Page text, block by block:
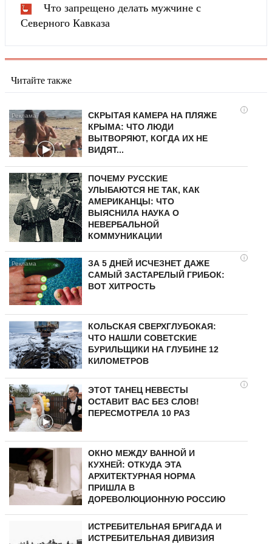
Что запрещено делать мужчине с
Северного Кавказа
Читайте также
i
СКРЫТАЯ КАМЕРА НА ПЛЯЖЕ
КРЫМА: ЧТО ЛЮДИ
ВЫТВОРЯЮТ, КОГДА ИХ НЕ
ВИДЯТ...
ПОЧЕМУ РУССКИЕ
УЛЫБАЮТСЯ НЕ ТАК, КАК
АМЕРИКАНЦЫ: ЧТО
ВЫЯСНИЛА НАУКА О
НЕВЕРБАЛЬНОЙ
КОММУНИКАЦИИ
i
ЗА 5 ДНЕЙ ИСЧЕЗНЕТ ДАЖЕ
САМЫЙ ЗАСТАРЕЛЫЙ ГРИБОК:
ВОТ ХИТРОСТЬ
КОЛЬСКАЯ СВЕРХГЛУБОКАЯ:
ЧТО НАШЛИ СОВЕТСКИЕ
БУРИЛЬЩИКИ НА ГЛУБИНЕ 12
КИЛОМЕТРОВ
i
ЭТОТ ТАНЕЦ НЕВЕСТЫ
ОСТАВИТ ВАС БЕЗ СЛОВ!
ПЕРЕСМОТРЕЛА 10 РАЗ
ОКНО МЕЖДУ ВАННОЙ И
КУХНЕЙ: ОТКУДА ЭТА
АРХИТЕКТУРНАЯ НОРМА
ПРИШЛА В
ДОРЕВОЛЮЦИОННУЮ РОССИЮ
ИСТРЕБИТЕЛЬНАЯ БРИГАДА И
ИСТРЕБИТЕЛЬНАЯ ДИВИЗИЯ